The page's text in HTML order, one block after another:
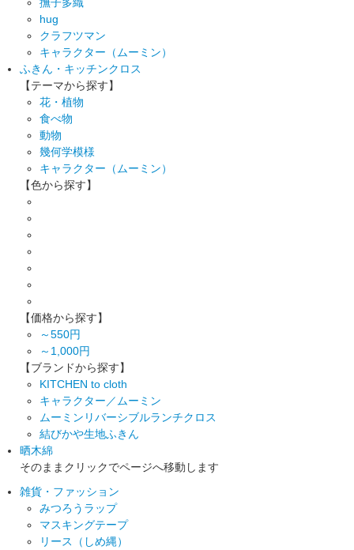
hug
クラフツマン
キャラクター（ムーミン）
ふきん・キッチンクロス
【テーマから探す】
花・植物
食べ物
動物
幾何学模様
キャラクター（ムーミン）
【色から探す】
【価格から探す】
～550円
～1,000円
【ブランドから探す】
KITCHEN to cloth
キャラクター／ムーミン
ムーミンリバーシブルランチクロス
結びかや生地ふきん
晒木綿
そのままクリックでページへ移動します
雑貨・ファッション
みつろうラップ
マスキングテープ
リース（しめ縄）